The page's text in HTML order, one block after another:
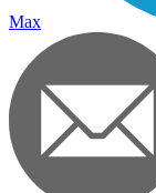
Max